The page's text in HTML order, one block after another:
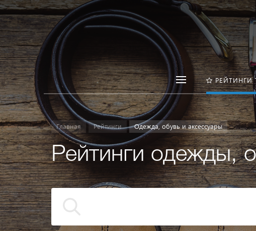
РЕЙТИНГИ
Главная Рейтинги Одежда, обувь и аксессуары
Рейтинги одежды,